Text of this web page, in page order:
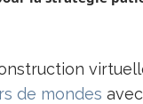
de mondes